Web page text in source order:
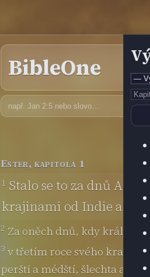
BibleOne
Ester, kapitola 1
1 Stalo se to za dnů
krajinami od Indie až po
2 Za oněch dnů, kdy král
3 v třetím roce svého
perští a médští, šlechta a